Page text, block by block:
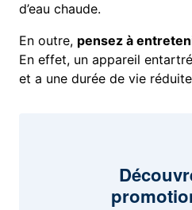
d’eau chaude.
En outre, pensez à
En effet, un appareil
et a une durée de vie